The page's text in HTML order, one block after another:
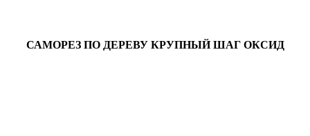
САМОРЕЗ ПО ДЕРЕВУ КРУПНЫЙ ШАГ ОКСИД